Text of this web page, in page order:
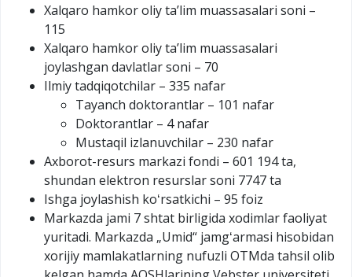
Xalqaro hamkor oliy taʼlim muassasalari soni –
115
Xalqaro hamkor oliy taʼlim muassasalari
joylashgan davlatlar soni – 70
Ilmiy tadqiqotchilar – 335 nafar
Tayanch doktorantlar – 101 nafar
Doktorantlar – 4 nafar
Mustaqil izlanuvchilar – 230 nafar
Axborot-resurs markazi fondi – 601 194 ta,
shundan elektron resurslar soni 7747 ta
Ishga joylashish koʻrsatkichi – 95 foiz
Markazda jami 7 shtat birligida xodimlar faoliyat
yuritadi. Markazda „Umid“ jamgʻarmasi hisobidan
xorijiy mamlakatlarning nufuzli OTMda tahsil olib